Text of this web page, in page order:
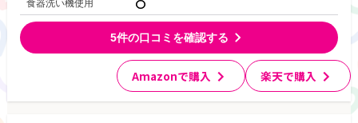
食器洗い機使用
5件の口コミを確認する
Amazonで購入 楽天で購入